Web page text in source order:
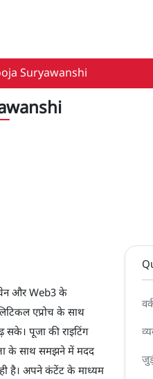
Suryawanshi
और Web3 के
एप्रोच के साथ
सके। पूजा की राइटिंग
के साथ समझने में मदद
है। अपने कंटेंट के माध्यम